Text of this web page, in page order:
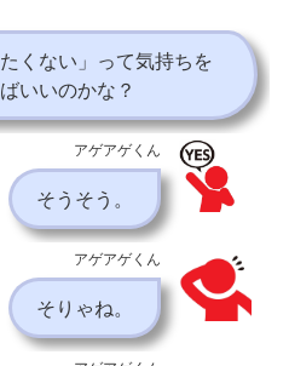
たくない」って気持ちを
いいのかな？
アゲアゲくん
そうそう。
アゲアゲくん
そりゃね。